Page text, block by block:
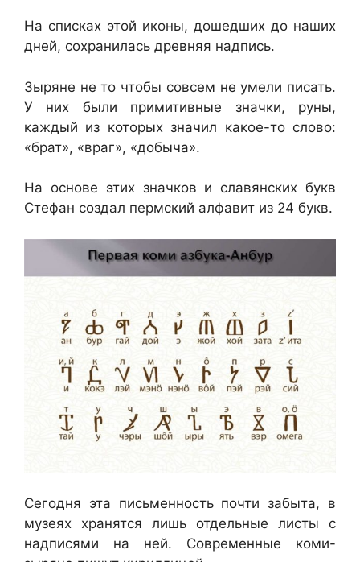
На списках этой иконы, дошедших до наших
дней, сохранилась древняя надпись.
Зыряне не то чтобы совсем не умели писать.
У них были примитивные значки, руны,
каждый из которых значил какое-то слово:
«брат», «враг», «добыча».
На основе этих значков и славянских букв
Стефан создал пермский алфавит из 24 букв.
Сегодня эта письменность почти забыта, в
музеях хранятся лишь отдельные листы с
надписями на ней. Современные коми-